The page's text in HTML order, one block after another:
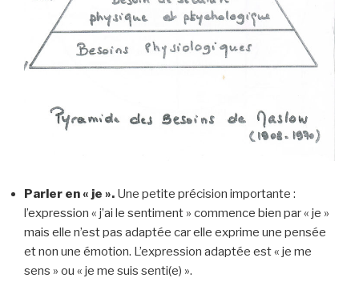
Parler en « je ». Une petite précision importante :
l’expression « j’ai le sentiment » commence bien par « je »
mais elle n’est pas adaptée car elle exprime une pensée
et non une émotion. L’expression adaptée est « je me
sens » ou « je me suis senti(e) ».